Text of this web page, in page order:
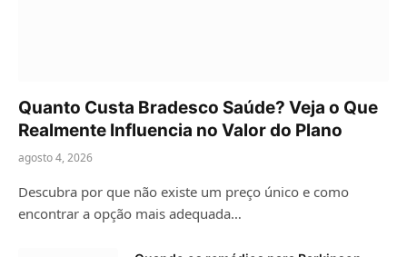
Quanto Custa Bradesco Saúde? Veja o Que
Realmente Influencia no Valor do Plano
agosto 4, 2026
Descubra por que não existe um preço único e como
encontrar a opção mais adequada…